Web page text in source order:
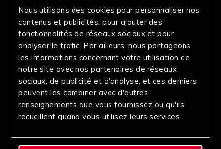
Nous utilisons des cookies pour personnaliser nos
contenus et publicités, pour ajouter des
fonctionnalités de réseaux sociaux et pour
analyser le trafic. Par ailleurs, nous partageons
les informations concernant votre utilisation de
notre site avec nos partenaires de réseaux
sociaux, de publicité et d'analyse, et ces derniers
peuvent les combiner avec d'autres
renseignements que vous fournissez ou qu'ils
recueillent quand vous utilisez leurs services.